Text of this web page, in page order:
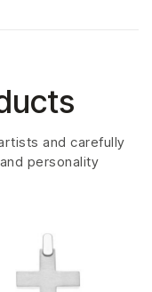
and carefully
personality